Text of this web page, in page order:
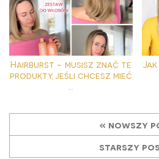
Hairburst - musisz znać te
produkty, jeśli chcesz mieć
« nowszy
starszy